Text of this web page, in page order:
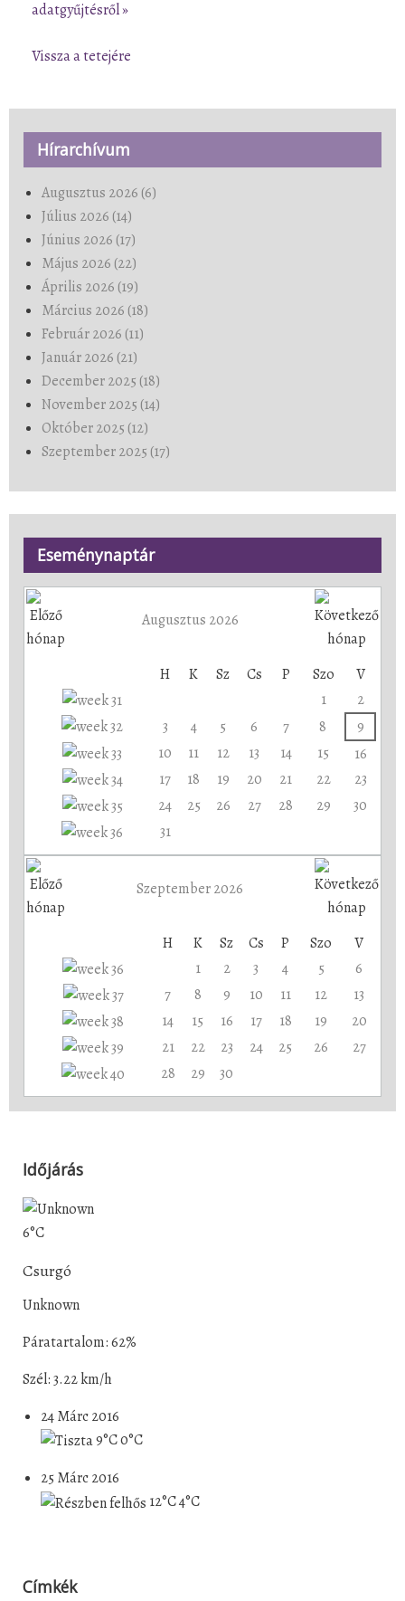
adatgyűjtésről »
Vissza a tetejére
Hírarchívum
Augusztus 2026 (6)
Július 2026 (14)
Június 2026 (17)
Május 2026 (22)
Április 2026 (19)
Március 2026 (18)
Február 2026 (11)
Január 2026 (21)
December 2025 (18)
November 2025 (14)
Október 2025 (12)
Szeptember 2025 (17)
Eseménynaptár
Augusztus 2026
H K Sz Cs P Szo
V
1
2
3
4 5 6 7 8
9
10
11 12 13 14 15
16
17
18 19 20 21 22
23
24
25 26 27 28 29
30
31
Szeptember 2026
H K Sz Cs P Szo
V
1
2 3 4 5
6
7
8 9 10 11 12
13
14
15 16 17 18 19
20
21
22 23 24 25 26
27
28
29 30
Időjárás
6°C
Csurgó
Unknown
Páratartalom: 62%
Szél: 3.22 km/h
24 Márc 2016
9°C0°C
25 Márc 2016
12°C4°C
Címkék